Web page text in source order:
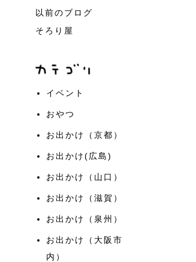
以前のブログ
そろり屋
イベント
おやつ
お出かけ（京都）
お出かけ(広島)
お出かけ（山口）
お出かけ（滋賀）
お出かけ（泉州）
お出かけ（大阪市
内）